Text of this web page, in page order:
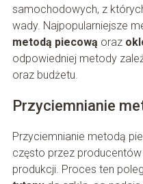
samochodowych, z
wady. Najpopularniejsze
metodą piecową oraz
odpowiedniej metody
oraz budżetu.
Przyciemnianie
Przyciemnianie metodą
często przez
produkcji. Proces ten